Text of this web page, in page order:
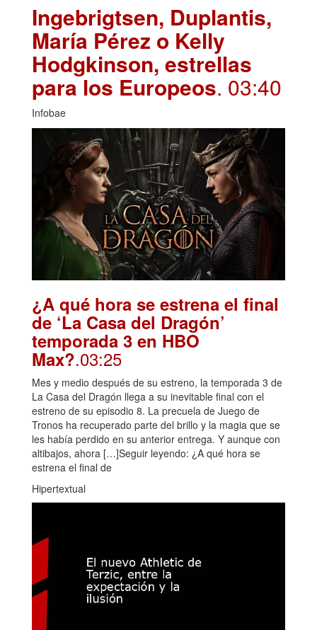
Ingebrigtsen, Duplantis,
María Pérez o Kelly
Hodgkinson, estrellas
para los Europeos. 03:40
Infobae
¿A qué hora se estrena el final
de ‘La Casa del Dragón’
temporada 3 en HBO
Max?.03:25
Mes y medio después de su estreno, la temporada 3 de
La Casa del Dragón llega a su inevitable final con el
estreno de su episodio 8. La precuela de Juego de
Tronos ha recuperado parte del brillo y la magia que se
les había perdido en su anterior entrega. Y aunque con
altibajos, ahora […]Seguir leyendo: ¿A qué hora se
estrena el final de
Hipertextual